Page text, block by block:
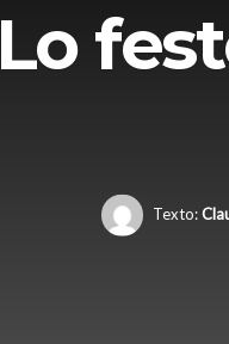
Lo
Texto: